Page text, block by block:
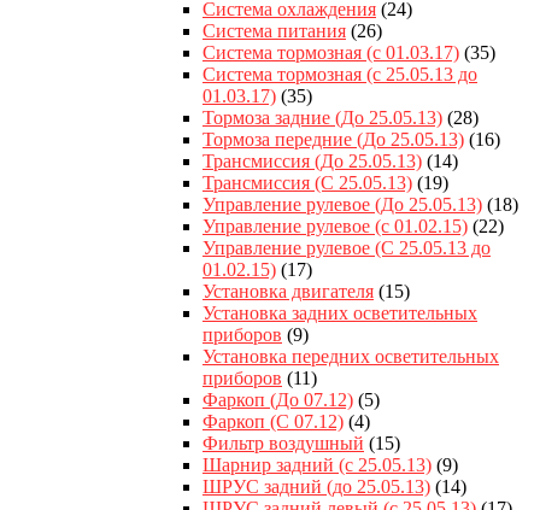
Система охлаждения (24)
Система питания (26)
Система тормозная (с 01.03.17) (35)
Система тормозная (с 25.05.13 до
01.03.17) (35)
Тормоза задние (До 25.05.13) (28)
Тормоза передние (До 25.05.13) (16)
Трансмиссия (До 25.05.13) (14)
Трансмиссия (С 25.05.13) (19)
Управление рулевое (До 25.05.13) (18)
Управление рулевое (с 01.02.15) (22)
Управление рулевое (С 25.05.13 до
01.02.15) (17)
Установка двигателя (15)
Установка задних осветительных
приборов (9)
Установка передних осветительных
приборов (11)
Фаркоп (До 07.12) (5)
Фаркоп (С 07.12) (4)
Фильтр воздушный (15)
Шарнир задний (с 25.05.13) (9)
ШРУС задний (до 25.05.13) (14)